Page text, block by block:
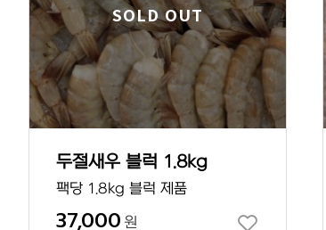
SOLD OUT
두절새우 블럭 1.8kg
팩당 1.8kg 블럭 제품
37,000 원